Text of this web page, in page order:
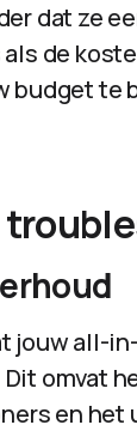
dat ze
de
budget
jouw all-
omvat
en het